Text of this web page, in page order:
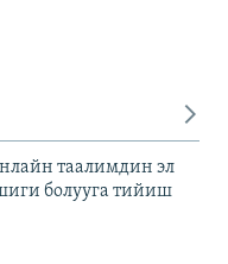
таалимдин эл
болууга тийиш